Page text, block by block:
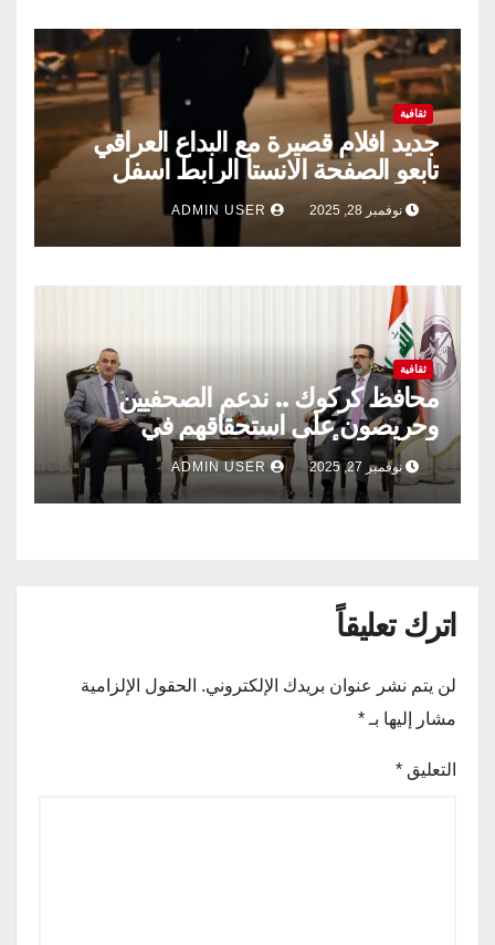
ثقافية
جديد افلام قصيرة مع البداع العراقي
تابعو الصفحة الانستا الرابط اسفل
نوفمبر 28, 2025
ثقافية
محافظ كركوك .. ندعم الصحفيين
وحريصون على استحقاقهم في
تخصيص الأراضي السكنية لهم.. الاسرة
الصحفية في كركوك .
نوفمبر 27, 2025
اترك تعليقاً
لن يتم نشر عنوان بريدك الإلكتروني. الحقول الإلزامية
مشار إليها بـ *
التعليق *